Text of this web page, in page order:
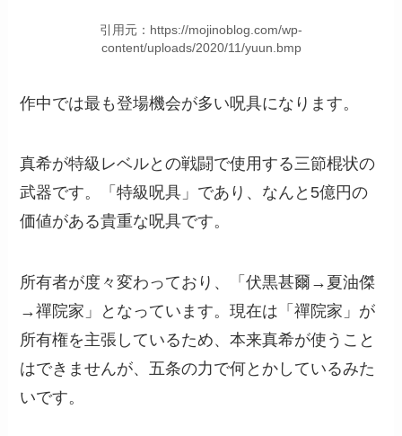
引用元：https://mojinoblog.com/wp-
content/uploads/2020/11/yuun.bmp
作中では最も登場機会が多い呪具になります。
真希が特級レベルとの戦闘で使用する三節棍状の
武器です。「特級呪具」であり、なんと5億円の
価値がある貴重な呪具です。
所有者が度々変わっており、「伏黒甚爾→夏油傑
→禪院家」となっています。現在は「禪院家」が
所有権を主張しているため、本来真希が使うこと
はできませんが、五条の力で何とかしているみた
いです。